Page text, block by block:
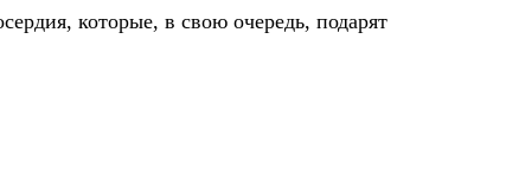
которые, в свою очередь, подарят